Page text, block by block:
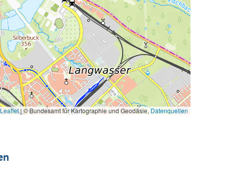
| © Bundesamt für Kartographie und Geodäsie,Datenquellen